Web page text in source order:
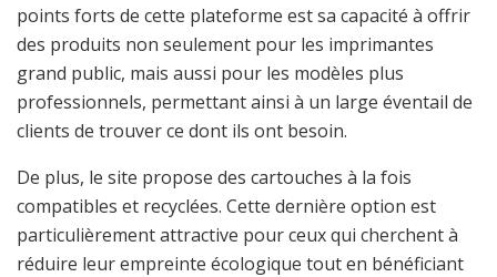
points forts de cette plateforme est sa capacité à offrir
des produits non seulement pour les imprimantes
grand public, mais aussi pour les modèles plus
professionnels, permettant ainsi à un large éventail de
clients de trouver ce dont ils ont besoin.
De plus, le site propose des cartouches à la fois
compatibles et recyclées. Cette dernière option est
particulièrement attractive pour ceux qui cherchent à
réduire leur empreinte écologique tout en bénéficiant